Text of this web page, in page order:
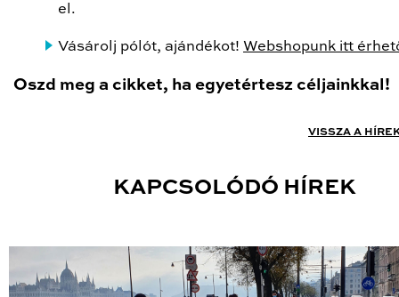
el.
Vásárolj pólót, ajándékot! Webshopunk itt
Oszd meg a cikket, ha egyetértesz céljainkkal!
VISSZA A
KAPCSOLÓDÓ HÍREK